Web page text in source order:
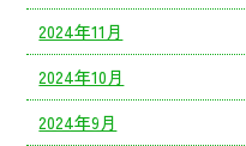
2024年11月
2024年10月
2024年9月